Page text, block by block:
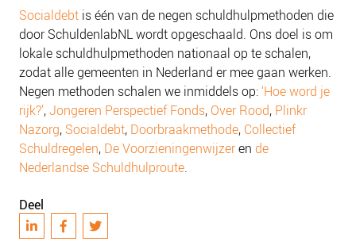
Socialdebt is één van de negen schuldhulpmethoden die
door SchuldenlabNL wordt opgeschaald. Ons doel is om
lokale schuldhulpmethoden nationaal op te schalen,
zodat alle gemeenten in Nederland er mee gaan werken.
Negen methoden schalen we inmiddels op:‘Hoe word je
rijk?’,Jongeren Perspectief Fonds, Over Rood, Plinkr
Nazorg, Socialdebt, Doorbraakmethode, Collectief
Schuldregelen, De Voorzieningenwijzeren de
Nederlandse Schuldhulproute.
Deel